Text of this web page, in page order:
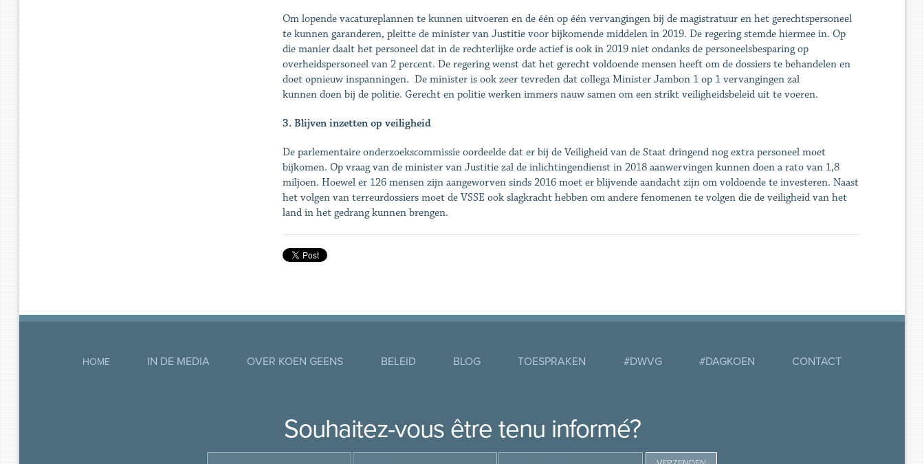
Om lopende vacatureplannen te kunnen uitvoeren en de één op één vervangingen bij de magistratuur en het gerechtspersoneel
te kunnen garanderen, pleitte de minister van Justitie voor bijkomende middelen in 2019. De regering stemde hiermee in. Op
die manier daalt het personeel dat in de rechterlijke orde actief is ook in 2019 niet ondanks de personeelsbesparing op
overheidspersoneel van 2 percent. De regering wenst dat het gerecht voldoende mensen heeft om de dossiers te behandelen en
doet opnieuw inspanningen. De minister is ook zeer tevreden dat collega Minister Jambon 1 op 1 vervangingen zal
kunnen doen bij de politie. Gerecht en politie werken immers nauw samen om een strikt veiligheidsbeleid uit te voeren.
3. Blijven inzetten op veiligheid
De parlementaire onderzoekscommissie oordeelde dat er bij de Veiligheid van de Staat dringend nog extra personeel moet
bijkomen. Op vraag van de minister van Justitie zal de inlichtingendienst in 2018 aanwervingen kunnen doen a rato van 1,8
miljoen. Hoewel er 126 mensen zijn aangeworven sinds 2016 moet er blijvende aandacht zijn om voldoende te investeren. Naast
het volgen van terreurdossiers moet de VSSE ook slagkracht hebben om andere fenomenen te volgen die de veiligheid van het
land in het gedrang kunnen brengen.
HOME IN DE MEDIA OVER KOEN GEENS BELEID BLOG TOESPRAKEN #DWVG #DAGKOEN CONTACT
Souhaitez-vous être tenu informé?